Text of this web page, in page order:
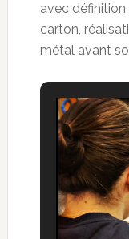
avec
carton,
métal avant